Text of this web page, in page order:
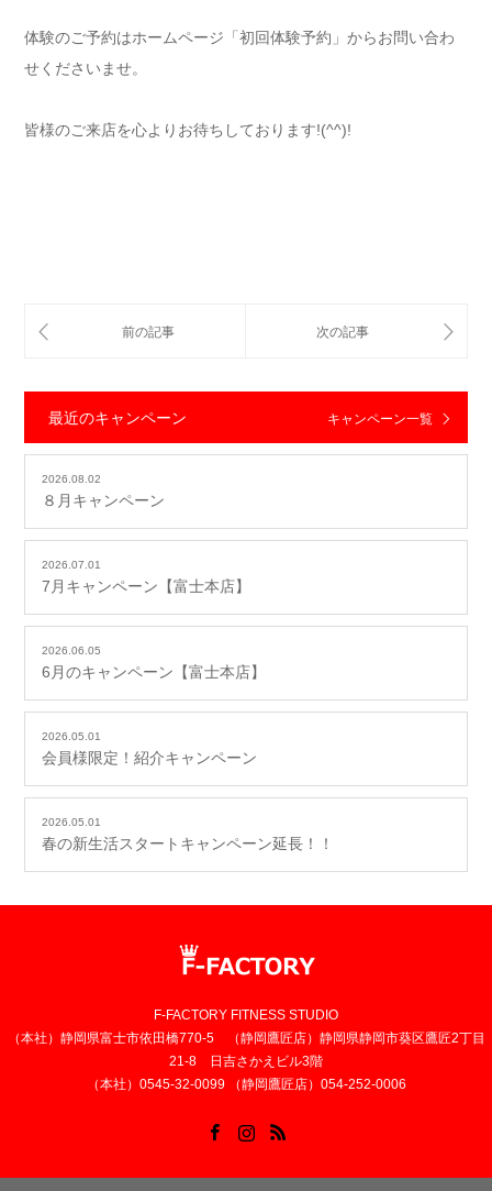
体験のご予約はホームページ「初回体験予約」からお問い合わ
せくださいませ。
皆様のご来店を心よりお待ちしております!(^^)!
最近のキャンペーン キャンペーン一覧
2026.08.02
８月キャンペーン
2026.07.01
7月キャンペーン【富士本店】
2026.06.05
6月のキャンペーン【富士本店】
2026.05.01
会員様限定！紹介キャンペーン
2026.05.01
春の新生活スタートキャンペーン延長！！
F-FACTORY FITNESS STUDIO
（本社）静岡県富士市依田橋770-5 （静岡鷹匠店）静岡県静岡市葵区鷹匠2丁目
21-8 日吉さかえビル3階
（本社）0545-32-0099 （静岡鷹匠店）054-252-0006